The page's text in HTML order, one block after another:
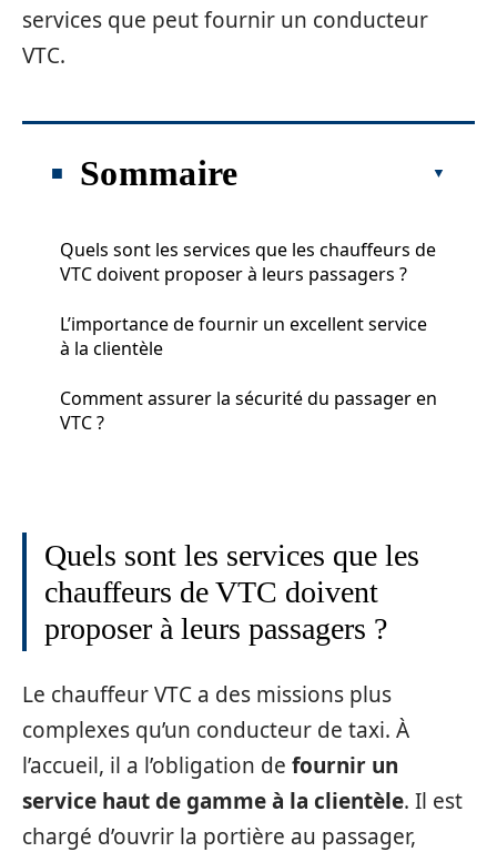
services que peut fournir un conducteur
VTC.
Sommaire
Quels sont les services que les chauffeurs de
VTC doivent proposer à leurs passagers ?
L’importance de fournir un excellent service
à la clientèle
Comment assurer la sécurité du passager en
VTC ?
Quels sont les services que les
chauffeurs de VTC doivent
proposer à leurs passagers ?
Le chauffeur VTC a des missions plus
complexes qu’un conducteur de taxi. À
l’accueil, il a l’obligation de fournir un
service haut de gamme à la clientèle. Il est
chargé d’ouvrir la portière au passager,